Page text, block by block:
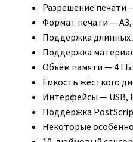
Разрешение печати
Формат печати — A3,
Поддержка длинных
Поддержка
Объём памяти — 4 ГБ.
Ёмкость жёсткого
Интерфейсы — USB,
Поддержка
Некоторые